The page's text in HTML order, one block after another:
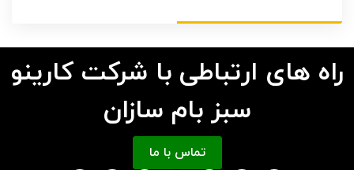
راه های ارتباطی با شرکت کارینو
سبز بام سازان
تماس با ما